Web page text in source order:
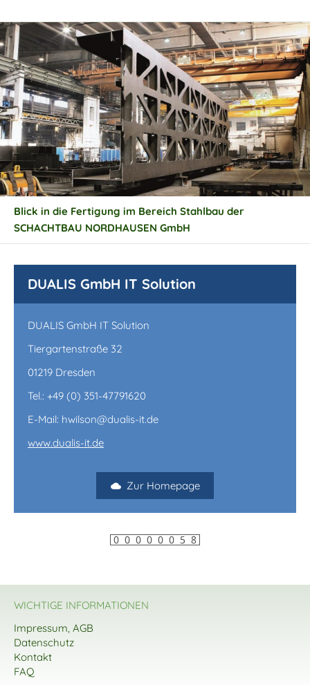
Blick in die Fertigung im Bereich Stahlbau der
SCHACHTBAU NORDHAUSEN GmbH
DUALIS GmbH IT Solution
DUALIS GmbH IT Solution
Tiergartenstraße 32
01219 Dresden
Tel.: +49 (0) 351-47791620
E-Mail: hwilson@dualis-it.de
www.dualis-it.de
Zur Homepage
WICHTIGE INFORMATIONEN
Impressum, AGB
Datenschutz
Kontakt
FAQ